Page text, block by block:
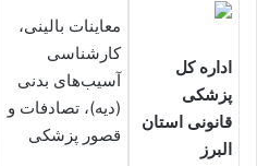
اداره کل
پزشکی
قانونی استان
البرز
معاینات بالینی،
کارشناسی
آسیب‌های بدنی
(دیه)، تصادفات و
قصور پزشکی